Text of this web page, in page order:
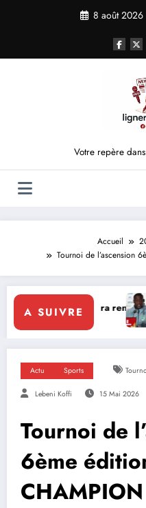
8 août 2026
Votre repère
Accueil
Tournoi de l’ascension
A SUIVRE
renforce le leadership
Éléphants : la
Actu Sports
Lebeni Koffi 15 Mai 2026
Tournoi de
6ème
CHAMPION